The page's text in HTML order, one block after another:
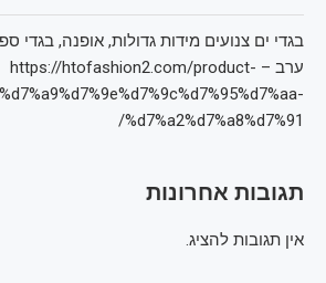
בגדי ים צנועים מידות גדולות, אופנה, בגדי
ערב – https://htofashion2.com/product-
%d7%a2%d7%a8%d7%91/
תגובות אחרונות
אין תגובות להציג.